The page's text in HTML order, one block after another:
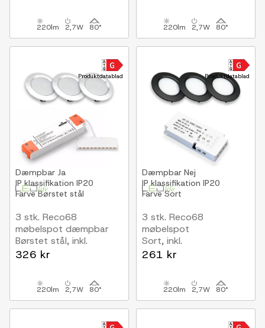
220lm 2,7W 80° 220lm 2,7W 80°
Produktdatablad
Dæmpbar Ja
IP klassifikation IP20
FarveBørstet stål
3 stk. Reco68
møbelspot dæmpbar
Børstet stål, inkl.
dæmpbar
326 kr
220lm 2,7W 80°
Produktdatablad
Dæmpbar Nej
IP klassifikation IP20
FarveSort
3 stk. Reco68
møbelspot
Sort, inkl.
strømforsyning
261 kr
220lm 2,7W 80°